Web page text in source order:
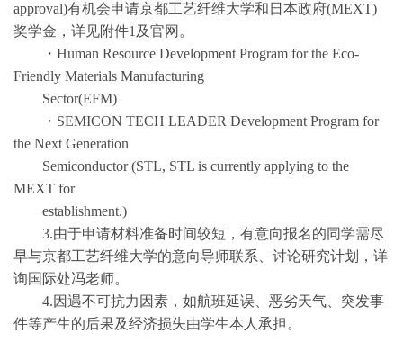
approval)有机会申请京都工艺纤维大学和日本政府(MEXT)
奖学金，详见附件1及官网。
・Human Resource Development Program for the Eco-
Friendly Materials Manufacturing
Sector(EFM)
・SEMICON TECH LEADER Development Program for
the Next Generation
Semiconductor (STL, STL is currently applying to the
MEXT for
establishment.)
3.由于申请材料准备时间较短，有意向报名的同学需尽
早与京都工艺纤维大学的意向导师联系、讨论研究计划，详
询国际处冯老师。
4.因遇不可抗力因素，如航班延误、恶劣天气、突发事
件等产生的后果及经济损失由学生本人承担。